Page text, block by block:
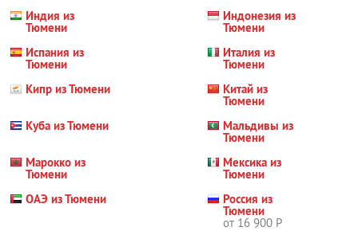
Индия из
Тюмени
Индонезия из
Тюмени
Испания из
Тюмени
Италия из
Тюмени
Кипр из Тюмени
Китай из
Тюмени
Куба из Тюмени
Мальдивы из
Тюмени
Марокко из
Тюмени
Мексика из
Тюмени
ОАЭ из Тюмени
Россия из
Тюмени
от 16 900 Р